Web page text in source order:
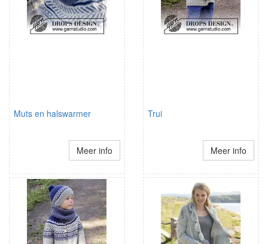
Muts en halswarmer
Meer info
Trui
Meer info